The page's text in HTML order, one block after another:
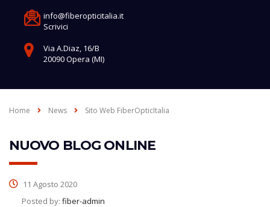
info@fiberopticitalia.it
Scrivici
Via A.Diaz, 16/B
20090 Opera (MI)
Home News Sito Web FiberOpticItalia
NUOVO BLOG ONLINE
11 Agosto 2020
Posted by: fiber-admin